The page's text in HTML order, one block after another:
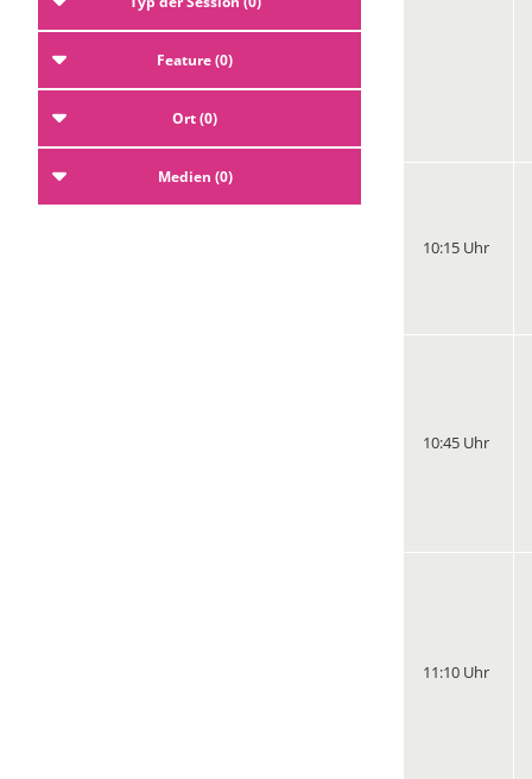
Feature 0
Ort 0
Medien 0
10:15 Uhr
10:45 Uhr
11:10 Uhr